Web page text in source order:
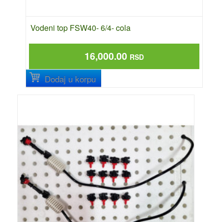
Vodeni top FSW40- 6/4- cola
16,000.00 RSD
Dodaj u korpu